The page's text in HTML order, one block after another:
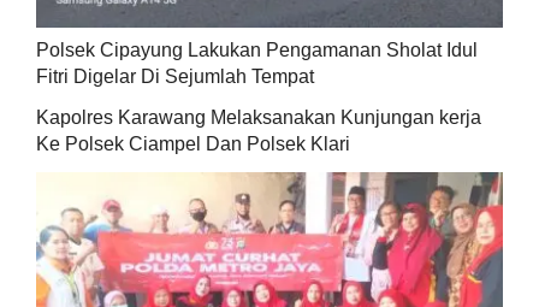
Polsek Cipayung Lakukan Pengamanan Sholat Idul
Fitri Digelar Di Sejumlah Tempat
Kapolres Karawang Melaksanakan Kunjungan kerja
Ke Polsek Ciampel Dan Polsek Klari